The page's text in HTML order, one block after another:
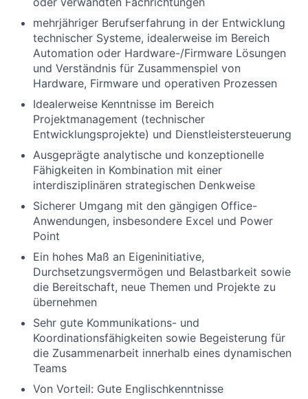
mehrjähriger Berufserfahrung in der Entwicklung
technischer Systeme, idealerweise im Bereich
Automation oder Hardware-/Firmware Lösungen
und Verständnis für Zusammenspiel von
Hardware, Firmware und operativen Prozessen
Idealerweise Kenntnisse im Bereich
Projektmanagement (technischer
Entwicklungsprojekte) und Dienstleistersteuerung
Ausgeprägte analytische und konzeptionelle
Fähigkeiten in Kombination mit einer
interdisziplinären strategischen Denkweise
Sicherer Umgang mit den gängigen Office-
Anwendungen, insbesondere Excel und Power
Point
Ein hohes Maß an Eigeninitiative,
Durchsetzungsvermögen und Belastbarkeit sowie
die Bereitschaft, neue Themen und Projekte zu
übernehmen
Sehr gute Kommunikations- und
Koordinationsfähigkeiten sowie Begeisterung für
die Zusammenarbeit innerhalb eines dynamischen
Teams
Von Vorteil: Gute Englischkenntnisse